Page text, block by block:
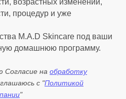
процедур и уже
M.A.D Skincare под ваши
домашнюю программу.
Согласие на обработку
с "Политикой
"